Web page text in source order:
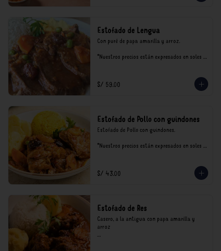
Estofado de Lengua
Con puré de papa amarilla y arroz.
*Nuestros precios están expresados en soles e
S/ 59.00
Estofado de Pollo con guindones
Estofado de Pollo con guindones.
*Nuestros precios están expresados en soles e
S/ 43.00
Estofado de Res
Casero, a la antigua con papa amarilla y
arroz